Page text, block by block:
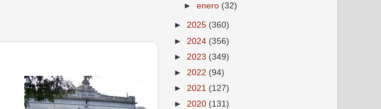
►enero (32)
► 2025 (360)
► 2024 (356)
► 2023 (349)
► 2022 (94)
► 2021 (127)
► 2020 (131)